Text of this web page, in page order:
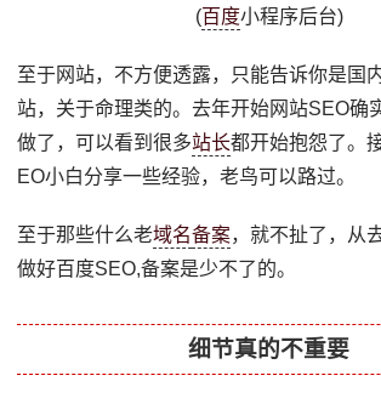
(百度小程序后台)
至于网站，不方便透露，只能告诉你是国
站，关于命理类的。去年开始网站SEO确
做了，可以看到很多站长都开始抱怨了。
EO小白分享一些经验，老鸟可以路过。
至于那些什么老域名备案，就不扯了，从
做好百度SEO,备案是少不了的。
细节真的不重要